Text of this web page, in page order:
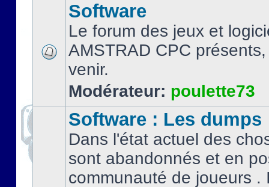
Software
Le forum des jeux et
AMSTRAD CPC
venir.
Modérateur: poulette73
Software : Les dumps
Dans l'état actuel des
sont abandonnés et en
communauté de joueurs .